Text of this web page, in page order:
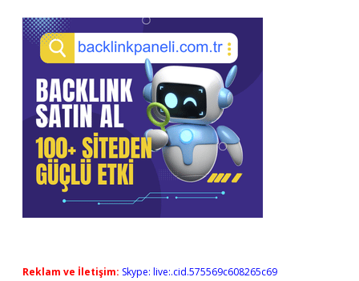
Reklam ve İletişim: Skype: live:.cid.575569c608265c69